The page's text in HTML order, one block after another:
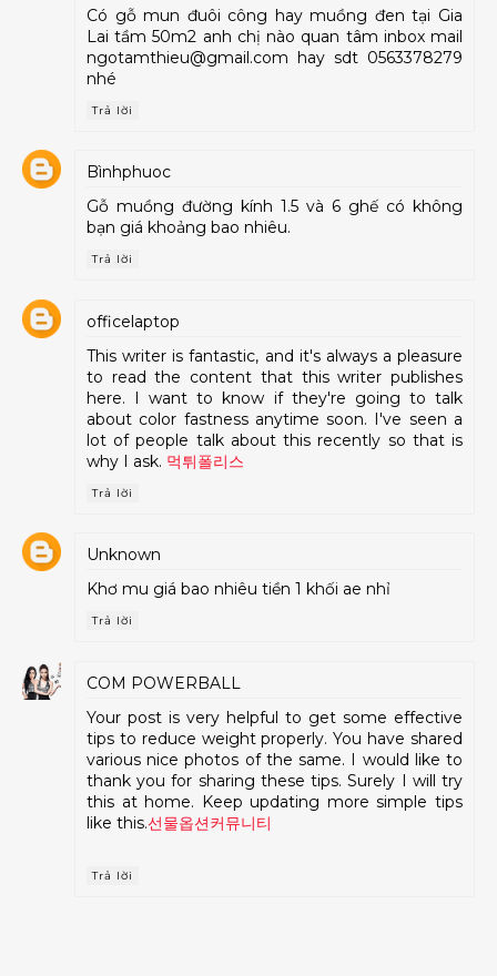
Có gỗ mun đuôi công hay muồng đen tại Gia
Lai tầm 50m2 anh chị nào quan tâm inbox mail
ngotamthieu@gmail.com hay sdt 0563378279
nhé
Trả lời
Bìnhphuoc
Gỗ muồng đường kính 1.5 và 6 ghế có không
bạn giá khoảng bao nhiêu.
Trả lời
officelaptop
This writer is fantastic, and it's always a pleasure
to read the content that this writer publishes
here. I want to know if they're going to talk
about color fastness anytime soon. I've seen a
lot of people talk about this recently so that is
why I ask. 먹튀폴리스
Trả lời
Unknown
Khơ mu giá bao nhiêu tiền 1 khối ae nhỉ
Trả lời
COM POWERBALL
Your post is very helpful to get some effective
tips to reduce weight properly. You have shared
various nice photos of the same. I would like to
thank you for sharing these tips. Surely I will try
this at home. Keep updating more simple tips
like this.선물옵션커뮤니티
Trả lời